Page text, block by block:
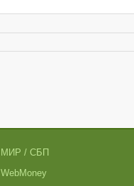
МИР / СБП
WebMoney